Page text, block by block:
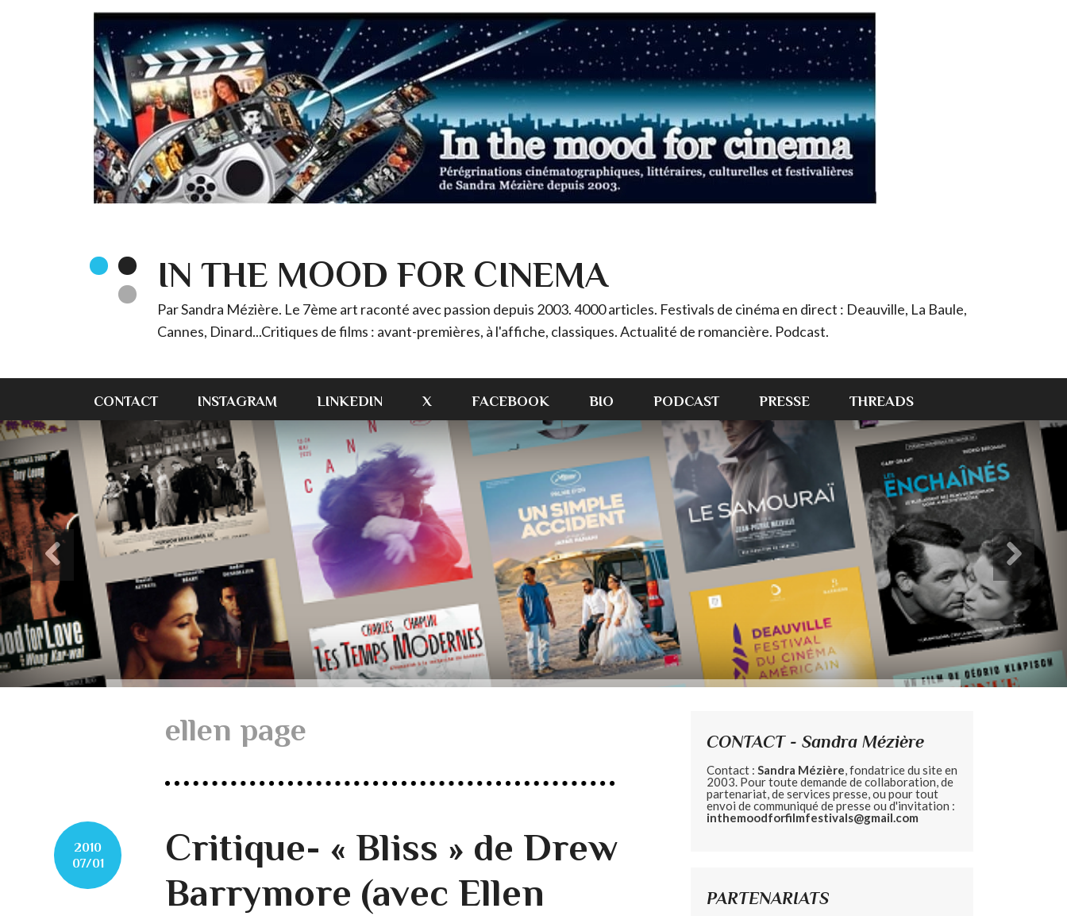
IN THE MOOD FOR CINEMA
Par Sandra Mézière. Le 7ème art raconté avec passion depuis 2003. 4000 articles. Festivals de cinéma en direct : Deauville, La Baule,
Cannes, Dinard...Critiques de films : avant-premières, à l'affiche, classiques. Actualité de romancière. Podcast.
CONTACT INSTAGRAM LINKEDIN X FACEBOOK BIO PODCAST PRESSE THREADS
ellen page
2010
07/01
Critique- « Bliss » de Drew
Barrymore (avec Ellen
CONTACT - Sandra Mézière
Contact : Sandra Mézière, fondatrice du site en
2003. Pour toute demande de collaboration, de
partenariat, de services presse, ou pour tout
envoi de communiqué de presse ou d'invitation :
inthemoodforfilmfestivals@gmail.com
PARTENARIATS